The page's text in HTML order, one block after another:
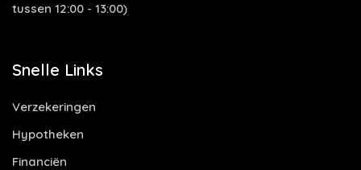
tussen 12:00 - 13:00)
Snelle Links
Verzekeringen
Hypotheken
Financiën